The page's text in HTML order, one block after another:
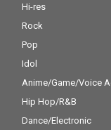
Hi-res
Rock
Pop
Idol
Anime/Game/Voice
Hip Hop/R&B
Dance/Electronic